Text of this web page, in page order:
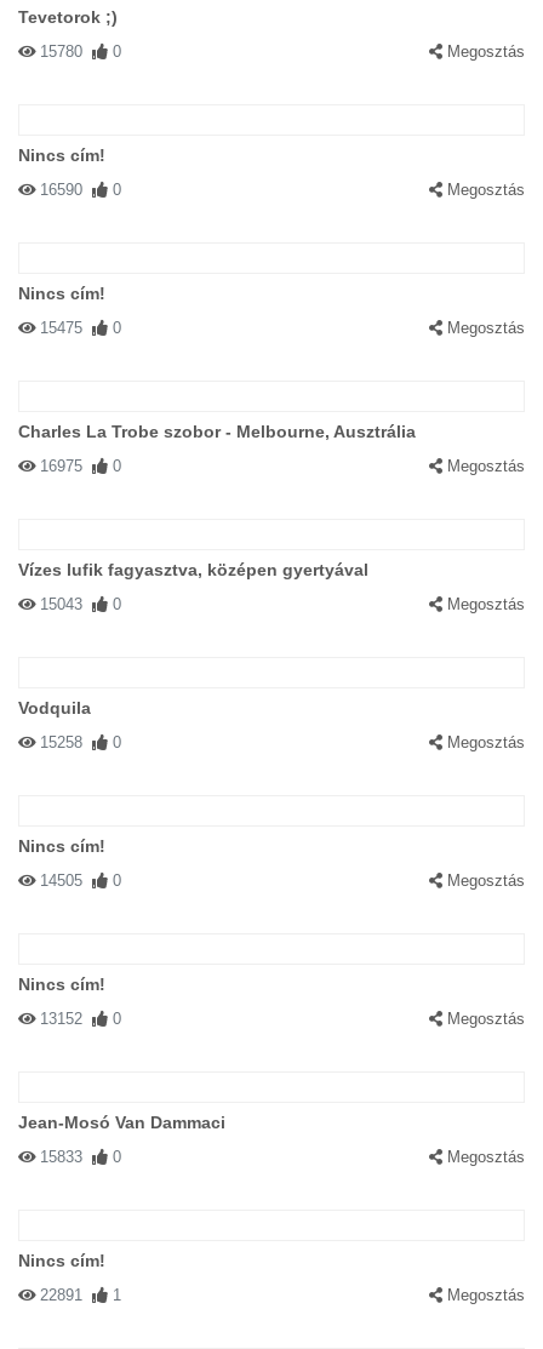
Tevetorok ;)
15780 0 Megosztás
Nincs cím!
16590 0 Megosztás
Nincs cím!
15475 0 Megosztás
Charles La Trobe szobor - Melbourne, Ausztrália
16975 0 Megosztás
Vízes lufik fagyasztva, középen gyertyával
15043 0 Megosztás
Vodquila
15258 0 Megosztás
Nincs cím!
14505 0 Megosztás
Nincs cím!
13152 0 Megosztás
Jean-Mosó Van Dammaci
15833 0 Megosztás
Nincs cím!
22891 1 Megosztás